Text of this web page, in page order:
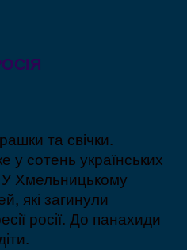
та свічки.
у сотень українських
У Хмельницькому
які загинули
росії. До панахиди